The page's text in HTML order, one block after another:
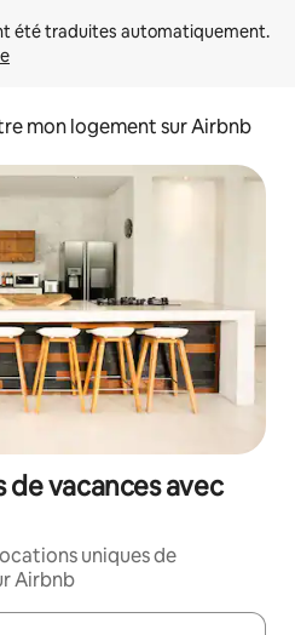
mon logement sur Airbnb
de vacances avec
uniques de
Airbnb